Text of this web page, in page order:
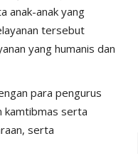
anak-anak yang
tersebut
yang humanis dan
para pengurus
kamtibmas serta
serta
di Bandara